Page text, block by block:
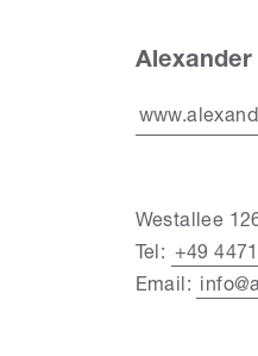
Westallee
Tel: +49
Email: